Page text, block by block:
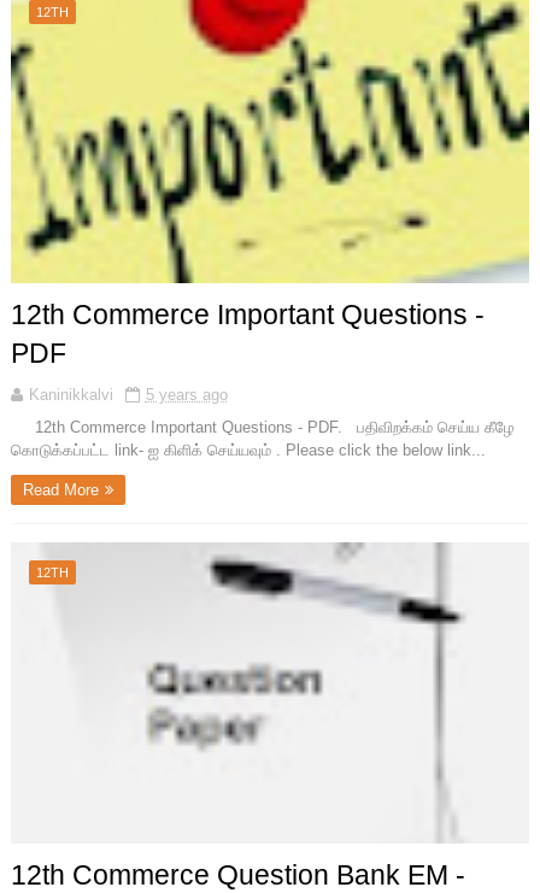
12TH
12th Commerce Important Questions -
PDF
Kaninikkalvi
5 years ago
12th Commerce Important Questions - PDF. பதிவிறக்கம் செய்ய கீழே
கொடுக்கப்பட்ட link- ஐ கிளிக் செய்யவும் . Please click the below link...
Read More
12TH
12th Commerce Question Bank EM -